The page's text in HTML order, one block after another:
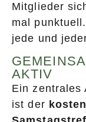
Mitglieder
mal
jede und
AKTIV
Ein zentrales
ist der